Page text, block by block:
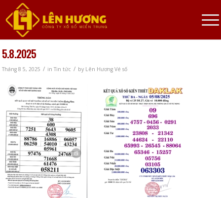
5.8.2025
Tháng 8 5, 2025 / inTin tức / by Lên Hương Vé số